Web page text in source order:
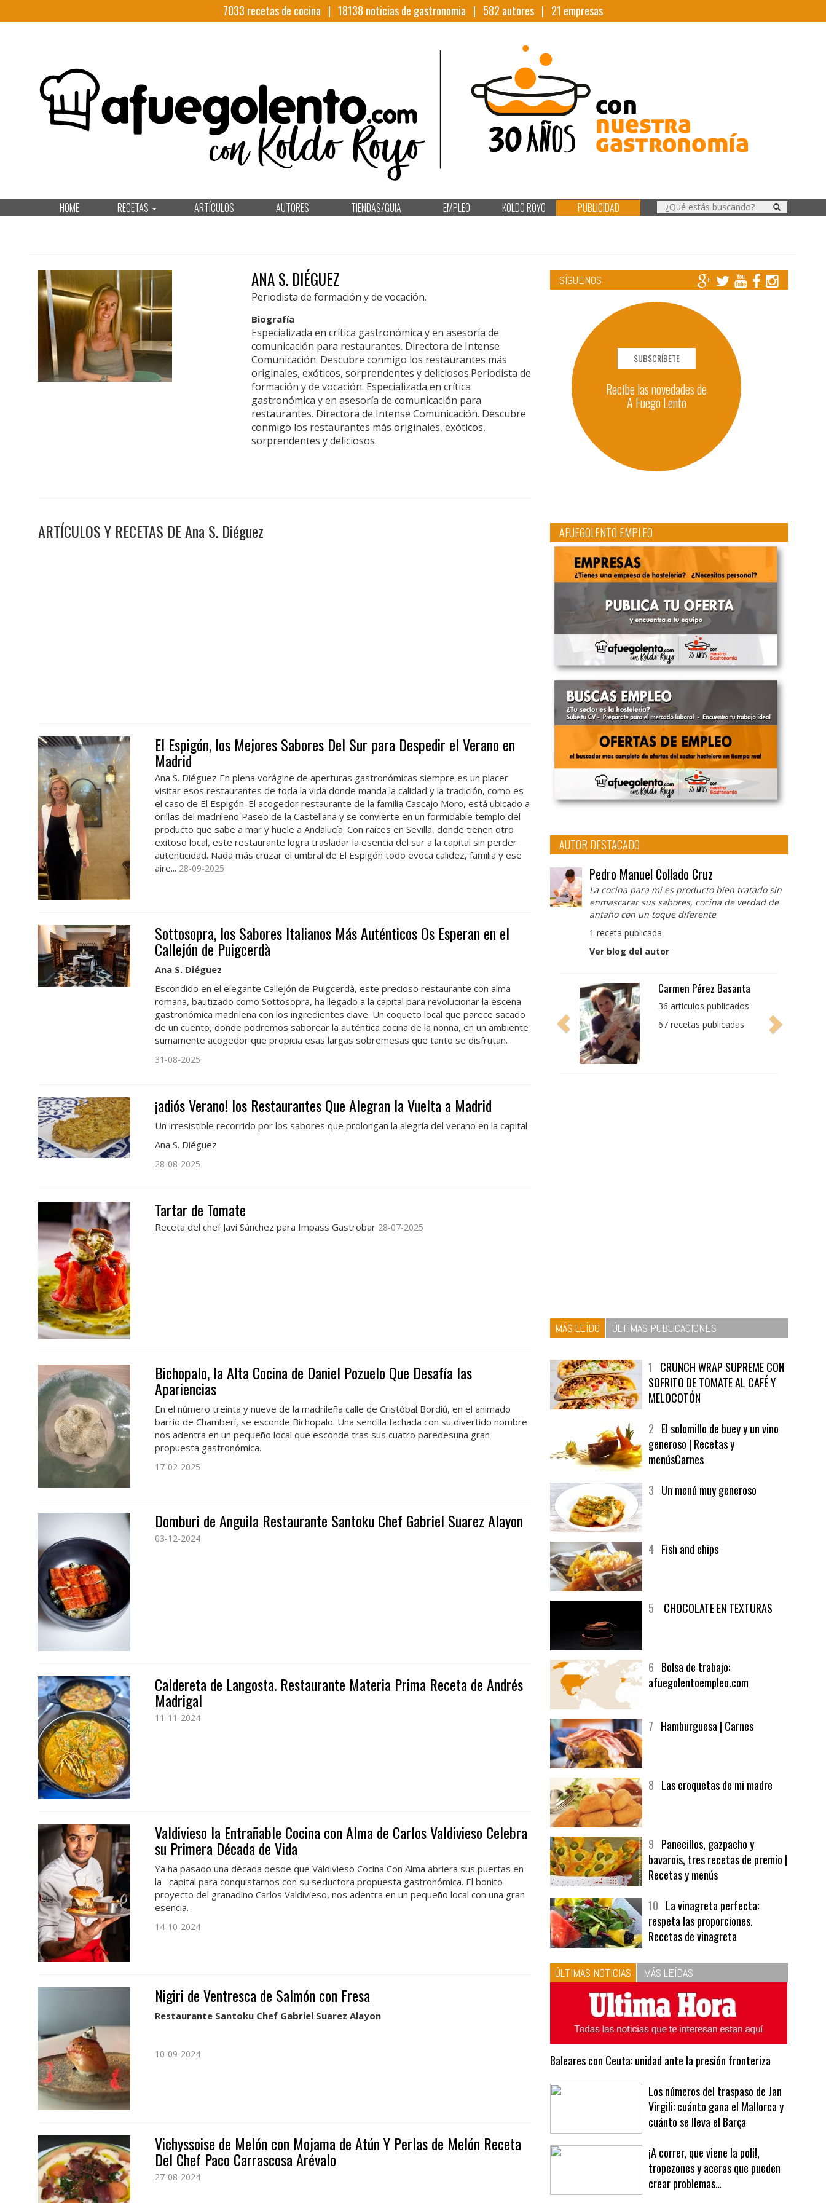
7033 recetas de cocina | 18138 noticias de gastronomia | 582 autores | 21 empresas
HOME RECETAS ARTÍCULOS AUTORES TIENDAS/GUIA EMPLEO KOLDO ROYO PUBLICIDAD
ANA S. DIÉGUEZ
Periodista de formación y de vocación.
Biografía
Especializada en crítica gastronómica y en asesoría de
comunicación para restaurantes. Directora de Intense
Comunicación. Descubre conmigo los restaurantes más
originales, exóticos, sorprendentes y deliciosos.Periodista de
formación y de vocación. Especializada en crítica
gastronómica y en asesoría de comunicación para
restaurantes. Directora de Intense Comunicación. Descubre
conmigo los restaurantes más originales, exóticos,
sorprendentes y deliciosos.
ARTÍCULOS Y RECETAS DE Ana S. Diéguez
El Espigón, los Mejores Sabores Del Sur para Despedir el Verano en
Madrid
Ana S. Diéguez En plena vorágine de aperturas gastronómicas siempre es un placer
visitar esos restaurantes de toda la vida donde manda la calidad y la tradición, como es
el caso de El Espigón. El acogedor restaurante de la familia Cascajo Moro, está ubicado a
orillas del madrileño Paseo de la Castellana y se convierte en un formidable templo del
producto que sabe a mar y huele a Andalucía. Con raíces en Sevilla, donde tienen otro
exitoso local, este restaurante logra trasladar la esencia del sur a la capital sin perder
autenticidad. Nada más cruzar el umbral de El Espigón todo evoca calidez, familia y ese
aire... 28-09-2025
Sottosopra, los Sabores Italianos Más Auténticos Os Esperan en el
Callejón de Puigcerdà
Ana S. Diéguez
Escondido en el elegante Callejón de Puigcerdà, este precioso restaurante con alma
romana, bautizado como Sottosopra, ha llegado a la capital para revolucionar la escena
gastronómica madrileña con los ingredientes clave. Un coqueto local que parece sacado
de un cuento, donde podremos saborear la auténtica cocina de la nonna, en un ambiente
sumamente acogedor que propicia esas largas sobremesas que tanto se disfrutan.
31-08-2025
¡adiós Verano! los Restaurantes Que Alegran la Vuelta a Madrid
Un irresistible recorrido por los sabores que prolongan la alegría del verano en la capital
Ana S. Diéguez
28-08-2025
Tartar de Tomate
Receta del chef Javi Sánchez para Impass Gastrobar 28-07-2025
Bichopalo, la Alta Cocina de Daniel Pozuelo Que Desafía las
Apariencias
En el número treinta y nueve de la madrileña calle de Cristóbal Bordiú, en el animado
barrio de Chamberí, se esconde Bichopalo. Una sencilla fachada con su divertido nombre
nos adentra en un pequeño local que esconde tras sus cuatro paredesuna gran
propuesta gastronómica.
17-02-2025
Domburi de Anguila Restaurante Santoku Chef Gabriel Suarez Alayon
03-12-2024
Caldereta de Langosta. Restaurante Materia Prima Receta de Andrés
Madrigal
11-11-2024
Valdivieso la Entrañable Cocina con Alma de Carlos Valdivieso Celebra
su Primera Década de Vida
Ya ha pasado una década desde que Valdivieso Cocina Con Alma abriera sus puertas en
la capital para conquistarnos con su seductora propuesta gastronómica. El bonito
proyecto del granadino Carlos Valdivieso, nos adentra en un pequeño local con una gran
esencia.
14-10-2024
Nigiri de Ventresca de Salmón con Fresa
Restaurante Santoku Chef Gabriel Suarez Alayon
10-09-2024
Vichyssoise de Melón con Mojama de Atún Y Perlas de Melón Receta
Del Chef Paco Carrascosa Arévalo
27-08-2024
SÍGUENOS
SUBSCRÍBETE
Recibe las novedades de
A Fuego Lento
AFUEGOLENTO EMPLEO
AUTOR DESTACADO
Pedro Manuel Collado Cruz
La cocina para mi es producto bien tratado sin
enmascarar sus sabores, cocina de verdad de
antaño con un toque diferente
1 receta publicada
Ver blog del autor
Pedro Manuel Collado
Cruz
producto bien tratado
MÁS LEÍDO ÚLTIMAS PUBLICACIONES
SOFRITO DE TOMATE AL CAFÉ Y
MELOCOTÓN
generoso | Recetas y
afuegolentoempleo.com
bavarois, tres recetas de premio |
Recetas y menús
respeta las proporciones.
Recetas de vinagreta
ÚLTIMAS NOTICIAS MÁS LEÍDAS
Baleares con Ceuta: unidad ante la presión fronteriza
Virgili: cuánto gana el Mallorca y
cuánto se lleva el Barça